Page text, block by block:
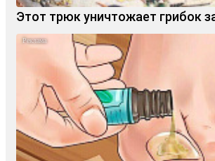
Этот трюк уничтожает грибок